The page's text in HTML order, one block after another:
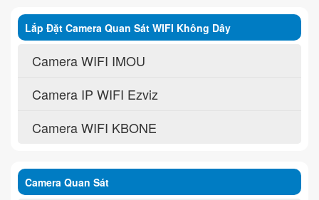
Lắp Đặt Camera Quan Sát WIFI Không Dây
Camera WIFI IMOU
Camera IP WIFI Ezviz
Camera WIFI KBONE
Camera Quan Sát